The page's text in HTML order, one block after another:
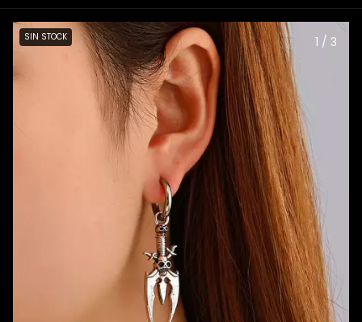
SIN STOCK 1 / 3